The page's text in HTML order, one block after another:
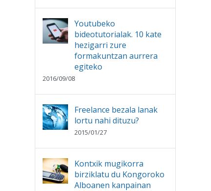
Youtubeko
bideotutorialak. 10 kate
hezigarri zure
formakuntzan aurrera
egiteko
2016/09/08
Freelance bezala lanak
lortu nahi dituzu?
2015/01/27
Kontxik mugikorra
birziklatu du Kongoroko
Alboanen kanpainan